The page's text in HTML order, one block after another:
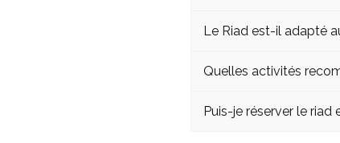
Le Riad est-il adapté
Quelles activités
Puis-je réserver le riad